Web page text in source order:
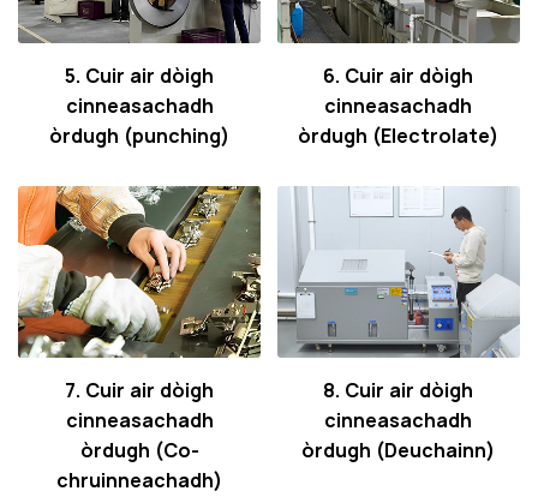
5. Cuir air dòigh
cinneasachadh
òrdugh (punching)
6. Cuir air dòigh
cinneasachadh
òrdugh (Electrolate)
7. Cuir air dòigh
cinneasachadh
òrdugh (Co-
chruinneachadh)
8. Cuir air dòigh
cinneasachadh
òrdugh (Deuchainn)